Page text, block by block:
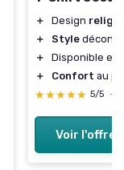
＋ Design
＋
Style
＋
Disponible en
＋
Confort au
★★★★★
★★★★★ 5/5 —
Voir l'offre